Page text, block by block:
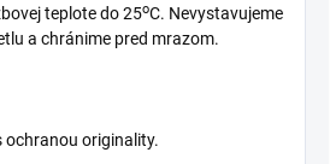
teplote do 25oC. Nevystavujeme
a chránime pred mrazom.
ochranou originality.